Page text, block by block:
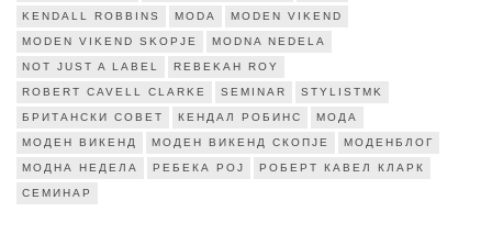
KENDALL ROBBINS MODA MODEN VIKEND
MODEN VIKEND SKOPJE MODNA NEDELA
NOT JUST A LABEL REBEKAH ROY
ROBERT CAVELL CLARKE SEMINAR STYLISTMK
БРИТАНСКИ СОВЕТ КЕНДАЛ РОБИНС МОДА
МОДЕН ВИКЕНД МОДЕН ВИКЕНД СКОПЈЕ МОДЕНБЛОГ
МОДНА НЕДЕЛА РЕБЕКА РОЈ РОБЕРТ КАВЕЛ КЛАРК
СЕМИНАР